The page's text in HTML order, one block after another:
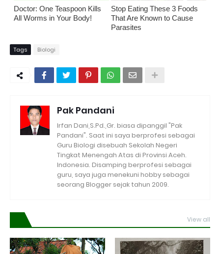
Doctor: One Teaspoon Kills
All Worms in Your Body!
Stop Eating These 3 Foods
That Are Known to Cause
Parasites
Tags Biologi
Pak Pandani
Irfan Dani,S.Pd.,Gr. biasa dipanggil "Pak
Pandani". Saat ini saya berprofesi sebagai
Guru Biologi disebuah Sekolah Negeri
Tingkat Menengah Atas di Provinsi Aceh.
Indonesia. Disamping berprofesi sebagai
guru, saya juga menekuni hobby sebagai
seorang Blogger sejak tahun 2009.
View all